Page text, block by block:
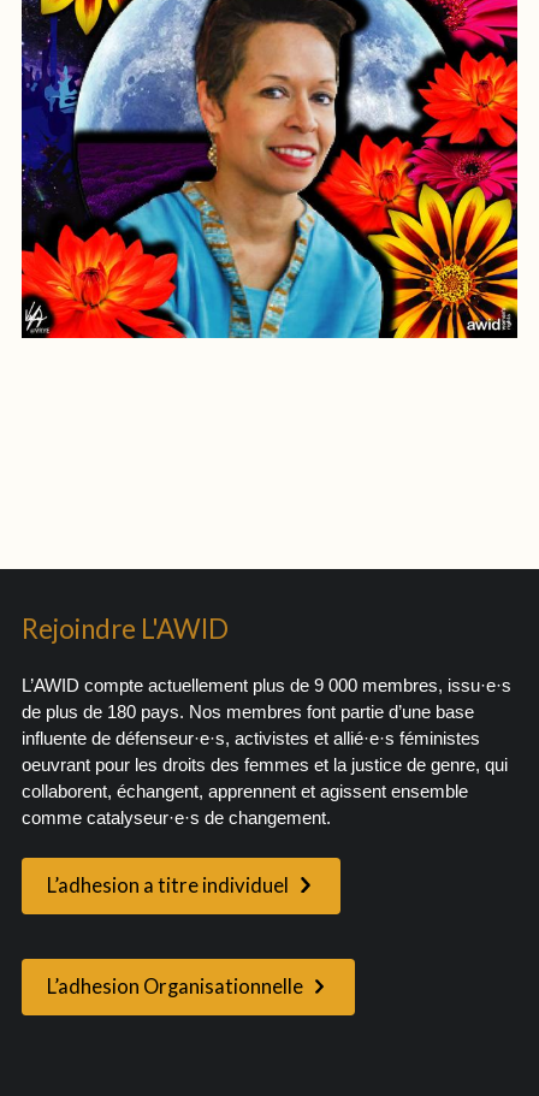
Rejoindre L'AWID
L’AWID compte actuellement plus de 9 000 membres, issu·e·s
de plus de 180 pays. Nos membres font partie d’une base
influente de défenseur·e·s, activistes et allié·e·s féministes
oeuvrant pour les droits des femmes et la justice de genre, qui
collaborent, échangent, apprennent et agissent ensemble
comme catalyseur·e·s de changement.
L’adhesion a titre individuel
L’adhesion Organisationnelle